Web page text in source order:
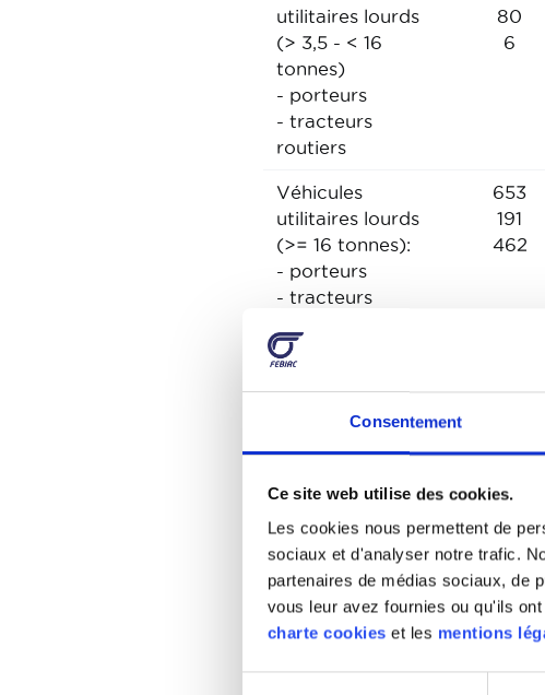
Consentement
Ce site web utilise des cookies.
Les cookies nous permettent de
sociaux et d'analyser notre trafic.
partenaires de médias sociaux, de
vous leur avez fournies ou qu'ils
charte cookies et les mentions
utilitaires lourds
(> 3,5 - < 16
tonnes)
- porteurs
- tracteurs
routiers
80
6
Véhicules
utilitaires lourds
(>= 16 tonnes):
- porteurs
- tracteurs
653
191
462
Semi-remorques
Remorques
Autobus/Autocars 23
Cyclomoteurs 2.355
Motos 1.908
Lookback : Résultats nets //
Immatriculations sous